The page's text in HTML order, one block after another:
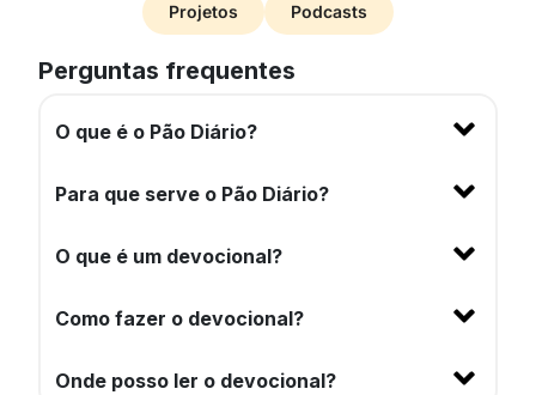
Projetos Podcasts
Perguntas frequentes
O que é o Pão Diário?
Para que serve o Pão Diário?
O que é um devocional?
Como fazer o devocional?
Onde posso ler o devocional?